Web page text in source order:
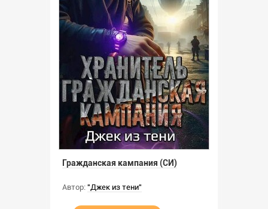
Гражданская кампания (СИ)
Автор: "Джек из тени"